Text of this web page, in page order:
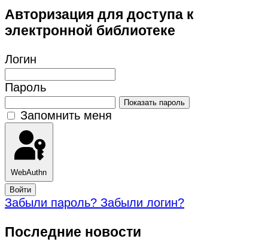
Авторизация для доступа к
электронной библиотеке
Логин
Пароль
Показать пароль
Запомнить меня
WebAuthn
Войти
Забыли пароль? Забыли логин?
Последние новости